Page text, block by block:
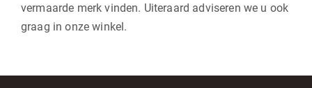
vermaarde merk vinden. Uiteraard adviseren we u ook
graag in onze winkel.